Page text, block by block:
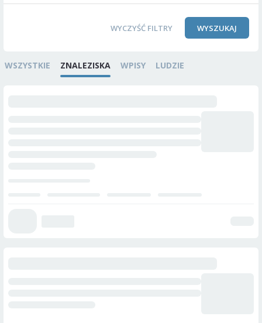
WYCZYŚĆ FILTRY WYSZUKAJ
WSZYSTKIE ZNALEZISKA WPISY LUDZIE